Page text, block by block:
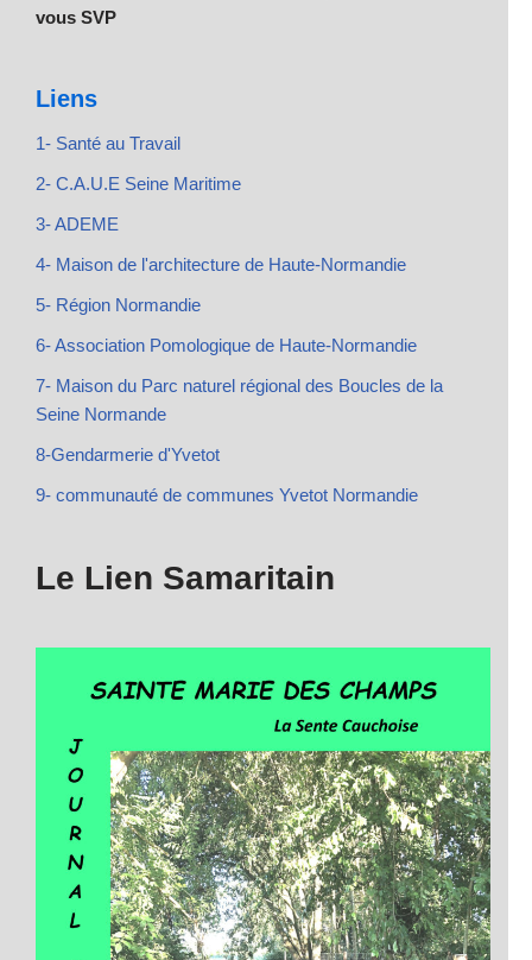
vous SVP
Liens
1- Santé au Travail
2- C.A.U.E Seine Maritime
3- ADEME
4- Maison de l'architecture de Haute-Normandie
5- Région Normandie
6- Association Pomologique de Haute-Normandie
7- Maison du Parc naturel régional des Boucles de la
Seine Normande
8-Gendarmerie d'Yvetot
9- communauté de communes Yvetot Normandie
Le Lien Samaritain